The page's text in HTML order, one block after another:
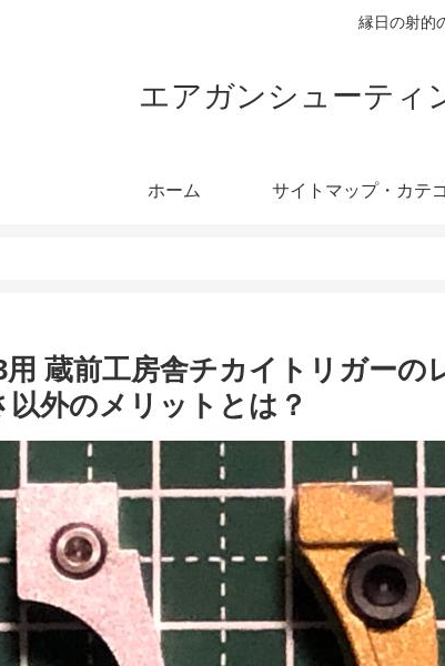
縁日の射的
エアガンシューティ
ホーム
蔵前工房舎チカイトリガーの
以外のメリットとは？